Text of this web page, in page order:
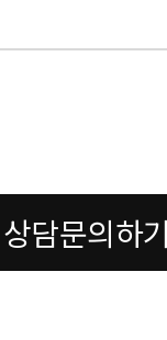
상담문의하